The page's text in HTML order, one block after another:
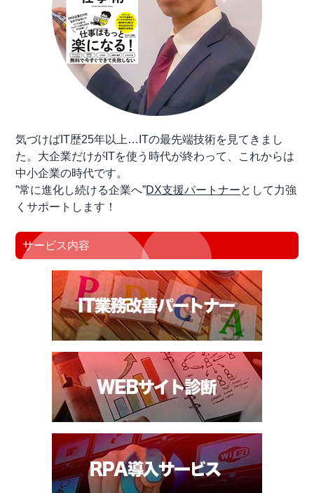
気づけばIT歴25年以上…ITの最先端技術を見てきまし
た。大企業だけがITを使う時代が終わって、これからは
中小企業の時代です。
”常に進化し続ける企業へ”DX支援パートナーとして力強
くサポートします！
サービス内容